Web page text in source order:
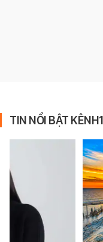
TIN NỔI BẬT